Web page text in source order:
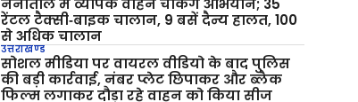
नैनीताल में व्यापक वाहन चेकिंग अभियान; 35
रेंटल टैक्सी‑बाइक चालान, 9 बसें दैन्य हालत, 100
से अधिक चालान
उत्तराखण्ड
सोशल मीडिया पर वायरल वीडियो के बाद पुलिस
की बड़ी कार्रवाई, नंबर प्लेट छिपाकर और ब्लैक
फिल्म लगाकर दौड़ा रहे वाहन को किया सीज